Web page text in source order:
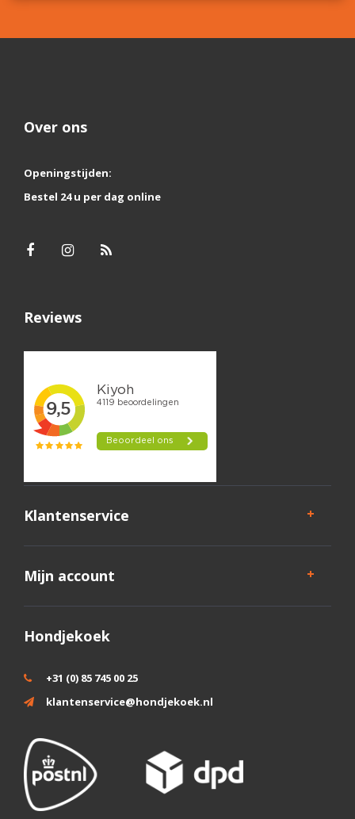
Over ons
Openingstijden:
Bestel 24 u per dag online
Reviews
Klantenservice
Mijn account
Hondjekoek
+31 (0) 85 745 00 25
klantenservice@hondjekoek.nl